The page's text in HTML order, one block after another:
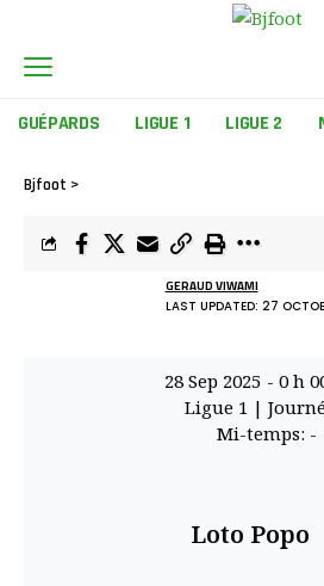
GUÉPARDS LIGUE 1 LIGUE 2
Bjfoot >
LAST UPDATED: 27
GERAUD VIWAMI
28 Sep 2025 - 0 h
Ligue 1 |
Mi-temps: -
Loto Popo